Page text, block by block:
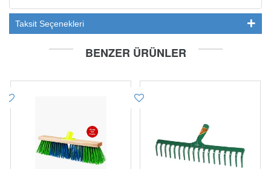
Taksit Seçenekleri
BENZER ÜRÜNLER